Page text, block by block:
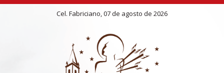
Cel. Fabriciano, 07 de agosto de 2026